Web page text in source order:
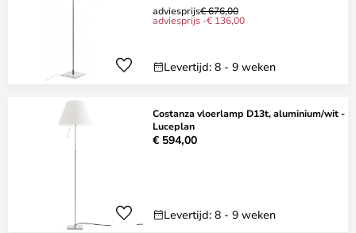
adviesprijs€ 676,00
adviesprijs -€ 136,00
Levertijd: 8 - 9 weken
Costanza vloerlamp D13t, aluminium/wit -
Luceplan
€ 594,00
Levertijd: 8 - 9 weken